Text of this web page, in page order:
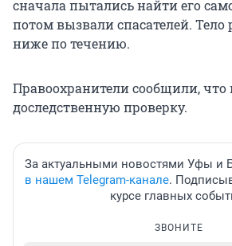
сначала пытались найти его
потом вызвали спасателей.
ниже по течению.
Правоохранители сообщили, что
доследственную проверку.
За актуальными новостями Уфы и
в нашем Telegram-канале.
курсе главных
ЗВОНИТЕ